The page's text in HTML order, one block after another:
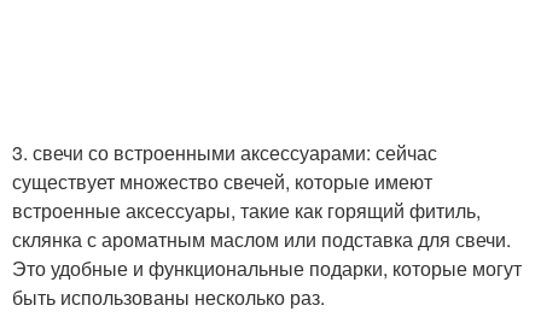
3. свечи со встроенными аксессуарами: сейчас
существует множество свечей, которые имеют
встроенные аксессуары, такие как горящий фитиль,
склянка с ароматным маслом или подставка для свечи.
Это удобные и функциональные подарки, которые могут
быть использованы несколько раз.